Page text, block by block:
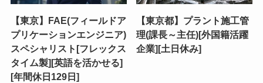
【東京】FAE(フィールドア
プリケーションエンジニア)
スペシャリスト[フレックス
タイム製][英語を活かせる]
[年間休日129日]
【東京都】プラント施工管
理(課長～主任)[外国籍活躍
企業][土日休み]